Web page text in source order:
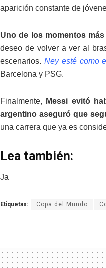
aparición constante de
Uno de los momentos
deseo de volver a ver al
escenarios. Ney esté como
Barcelona y PSG.
Finalmente,
Messi evitó
argentino aseguró que
una carrera que ya es
Lea también:
Ja
Etiquetas: Copa del Mundo